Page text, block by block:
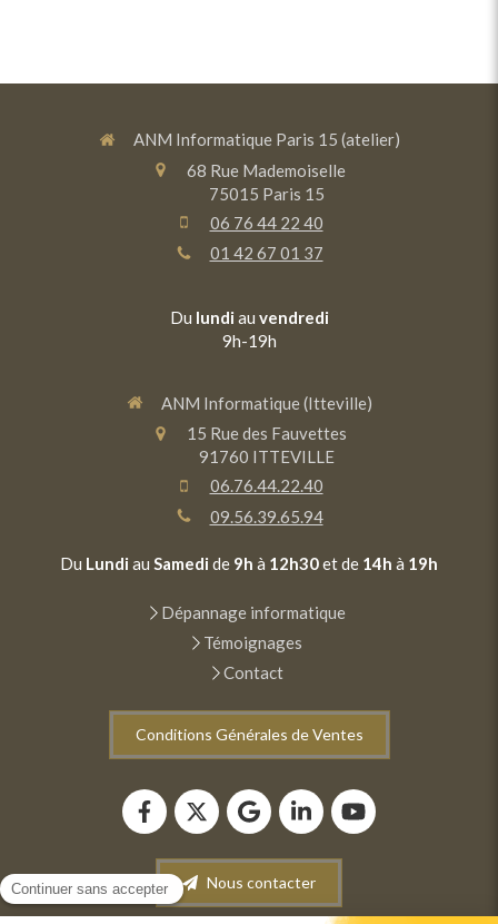
ANM Informatique Paris 15 (atelier)
68 Rue Mademoiselle
75015 Paris 15
06 76 44 22 40
01 42 67 01 37
Du lundi au vendredi
9h-19h
ANM Informatique (Itteville)
15 Rue des Fauvettes
91760 ITTEVILLE
06.76.44.22.40
09.56.39.65.94
Du Lundi au Samedi de 9h à 12h30et de 14h à 19h
Dépannage informatique
Témoignages
Contact
Conditions Générales de Ventes
Nous contacter